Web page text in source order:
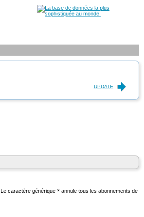
UPDATE
. Le caractère générique * annule tous les abonnements de